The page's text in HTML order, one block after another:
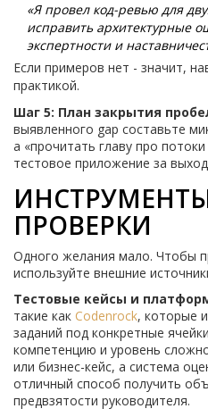
«Я провел код-ревью для
исправить архитектурные
экспертности и
Если примеров нет - значит,
практикой.
Шаг 5: План закрытия
выявленного gap составьте
а «прочитать главу про потоки
тестовое приложение за
ПРОВЕРКИ
Одного желания мало. Чтобы
используйте внешние
Тестовые кейсы и
такие как Codenrock, которые
заданий под конкретные
компетенцию и уровень
или бизнес-кейс, а система
отличный способ получить
предвзятости руководителя.